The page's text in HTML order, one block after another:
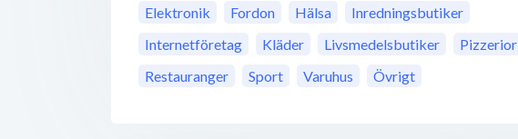
Elektronik
Fordon Hälsa
Inredningsbutiker
Internetföretag
Kläder Livsmedelsbutiker
Pizzerior
Restauranger
Sport Varuhus Övrigt